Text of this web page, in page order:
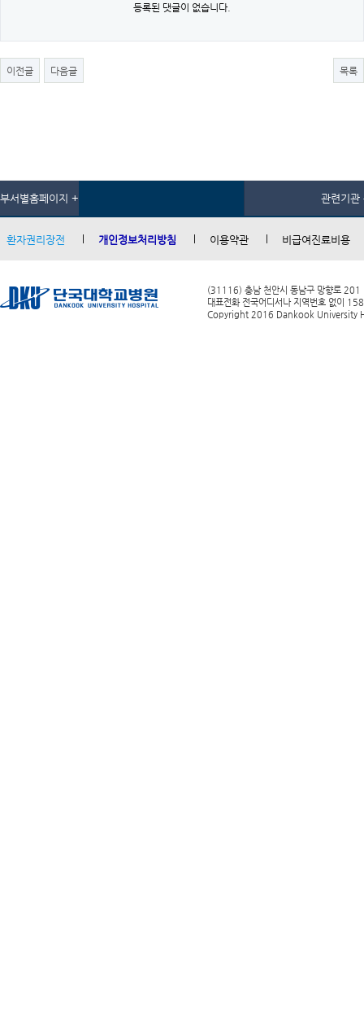
등록된 댓글이 없습니다.
이전글 다음글 목록
부서별홈페이지 + 관련기관
환자권리장전 개인정보처리방침 이용약관 비급여진료비용
(31116) 충남 천안시 동남구 망향로 201
대표전화 전국어디서나 지역번호 없이
Copyright 2016 Dankook University